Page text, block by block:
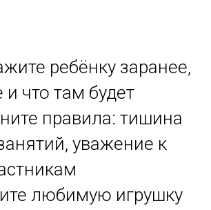
ребёнку заранее,
и что там будет
правила: тишина
уважение к
любимую игрушку